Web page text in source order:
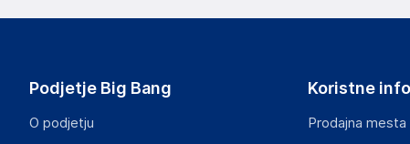
piotrek@wielganizator.pl
Podjetje Big Bang
O podjetju
Koristne
Prodajna mesta